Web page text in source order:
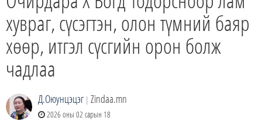
хувраг, сүсэгтэн, олон түмний баяр
хөөр, итгэл сүсгийн орон болж
чадлаа
Д.Оюунцэцэг | Zindaa.mn
2026 оны 02 сарын 18